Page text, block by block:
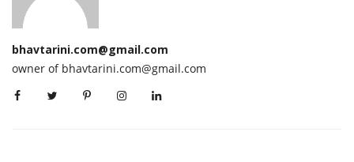
bhavtarini.com@gmail.com
owner of bhavtarini.com@gmail.com